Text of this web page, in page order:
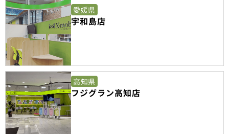
愛媛県
宇和島店
高知県
フジグラン高知店